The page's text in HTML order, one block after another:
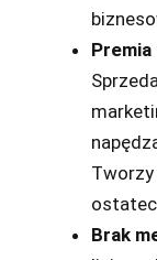
Tworzy
Brak